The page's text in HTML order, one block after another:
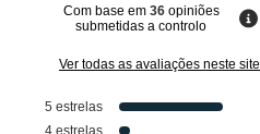
Com base em 36 opiniões
submetidas a controlo
Ver todas as avaliações neste site
5 estrelas
4 estrelas